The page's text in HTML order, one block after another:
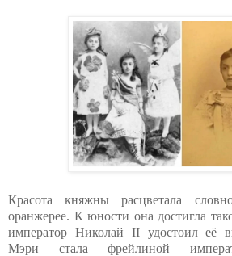
Красота княжны расцветала
оранжерее. К юности она достигла
император Николай II удостоил её
Мэри стала фрейлиной